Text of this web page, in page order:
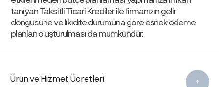
tanıyan Taksitli Ticari Krediler ile firmanızın gelir
döngüsüne ve likidite durumuna göre esnek ödeme
planları oluşturulması da mümkündür.
Ürün ve Hizmet Ücretleri